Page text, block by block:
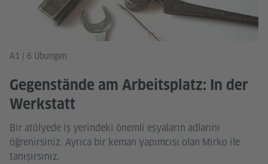
A1 | 6 Übungen
Gegenstände am Arbeitsplatz: In der
Werkstatt
Bir atölyede iş yerindeki önemli eşyaların adlarını
öğrenirsiniz. Ayrıca bir keman yapımcısı olan Mirko ile
tanışırsınız.